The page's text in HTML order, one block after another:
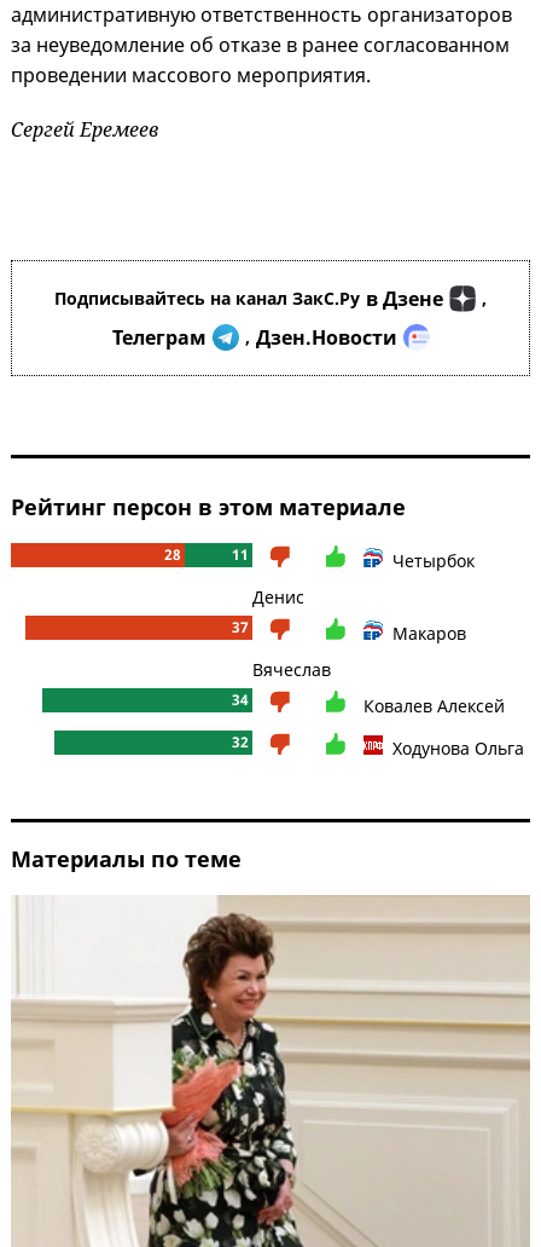
административную ответственность организаторов
за неуведомление об отказе в ранее согласованном
проведении массового мероприятия.
Сергей Еремеев
Подписывайтесь на канал ЗакС.Ру в Дзене ,
Телеграм , Дзен.Новости
Рейтинг персон в этом материале
28 11
Четырбок
Денис
37
Макаров
Вячеслав
34 Ковалев Алексей
32 Ходунова Ольга
Материалы по теме